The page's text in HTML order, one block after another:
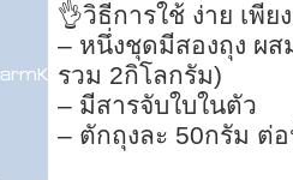
👌วิธีการใช้ ง่าย เพี
– หนึ่งชุดมีสองถุง ผส
รวม 2กิโลกรัม)
– มีสารจับใบในตัว
– ตักถุงละ 50กรัม ต่